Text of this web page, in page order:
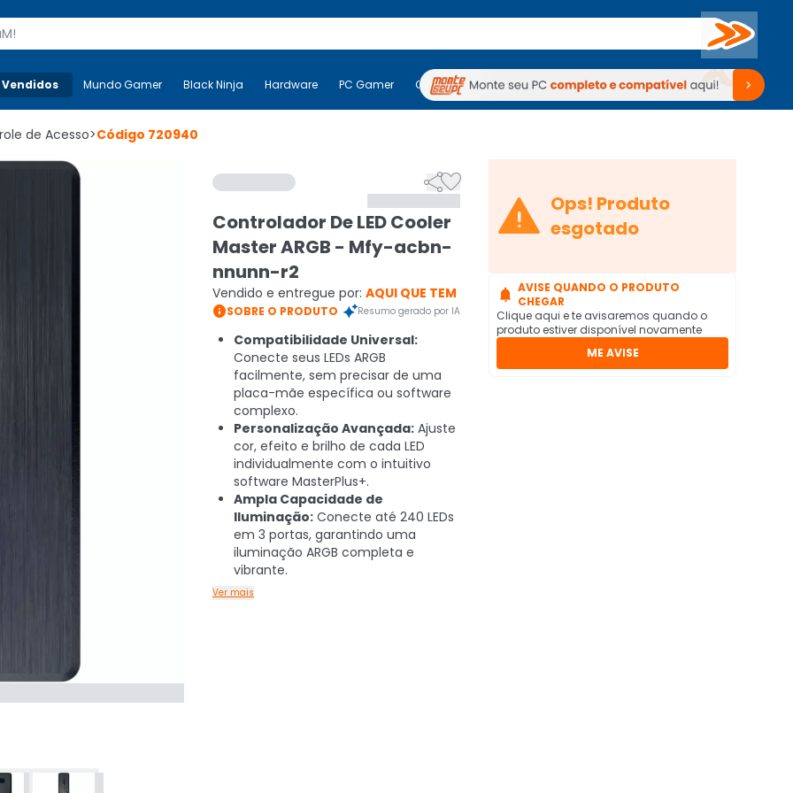
Buscar
Mais-v- Mundo Gamer Black Ninja Hardware PC Gamer Computadores Periféricos TV Venda no KaBuM!
Mundo Gamer Black Ninja Hardware PC Gamer Computadores Periféricos TV Venda no KaBuM!
de Acesso>Código 720940

Controlador De LED Cooler
Master ARGB - Mfy-acbn-
nnunn-r2
Vendido e entregue por: AQUI QUE TEM
SOBRE O PRODUTO Resumo gerado por IA
Compatibilidade Universal:
Conecte seus LEDs ARGB
facilmente, sem precisar de uma
placa-mãe específica ou software
complexo.
Personalização Avançada: Ajuste
cor, efeito e brilho de cada LED
individualmente com o intuitivo
software MasterPlus+.
Ampla Capacidade de
Iluminação: Conecte até 240 LEDs
em 3 portas, garantindo uma
iluminação ARGB completa e
vibrante.
Ver mais
 Ops! Produto
esgotado
 AVISE QUANDO O PRODUTO
CHEGAR
Clique aqui e te avisaremos quando o
produto estiver disponível novamente
ME AVISE